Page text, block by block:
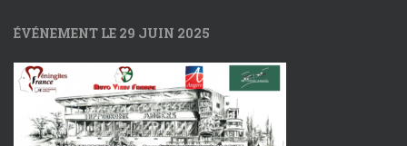
ÉVÉNEMENT LE 29 JUIN 2025